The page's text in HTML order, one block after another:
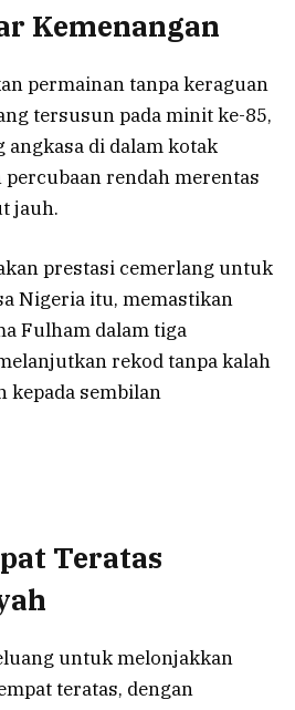
Kemenangan
permainan tanpa keraguan
tersusun pada minit ke-85,
di dalam kotak
rendah merentas
jauh.
prestasi cemerlang untuk
Nigeria itu, memastikan
Fulham dalam tiga
rekod tanpa kalah
kepada sembilan
Teratas
untuk melonjakkan
teratas, dengan